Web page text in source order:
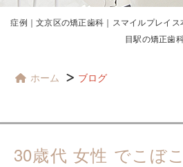
症例｜文京区の矯正歯科｜スマイルプレイ
目駅の矯正歯
ホーム ブログ
30歳代 女性 でこぼ